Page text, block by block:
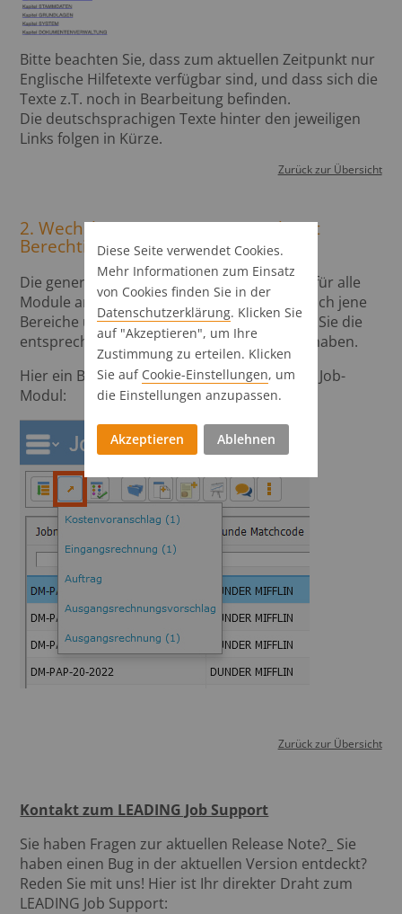
Bitte beachten Sie, dass zum aktuellen Zeitpunkt nur
Englische Hilfetexte verfügbar sind, und dass sich die
Texte z.T. noch in Bearbeitung befinden.
Die deutschsprachigen Texte hinter den jeweiligen
Links folgen in Kürze.
Zurück zur Übersicht
2. Wechsle-zu-Optionen nur noch mit
Berechtigung sichtbar
Die generelle Funktion „Wechsle-zu" wurde für alle
Module angepasst. Ab sofort werden nur noch jene
Bereiche über den Button angezeigt, für die Sie die
entsprechende Berechtigungen im System haben.
Hier ein Button- und Listenbeispiel aus dem Job-
Modul:
Zurück zur Übersicht
Kontakt zum LEADING Job Support
Sie haben Fragen zur aktuellen Release Note?_ Sie
haben einen Bug in der aktuellen Version entdeckt?
Reden Sie mit uns! Hier ist Ihr direkter Draht zum
LEADING Job Support:
Diese Seite verwendet Cookies.
Mehr Informationen zum Einsatz
von Cookies finden Sie in der
Datenschutz­erklärung. Klicken Sie
auf "Akzeptieren", um Ihre
Zustimmung zu erteilen. Klicken
Sie auf Cookie-Einstellungen, um
die Einstellungen anzupassen.
Akzeptieren Ablehnen